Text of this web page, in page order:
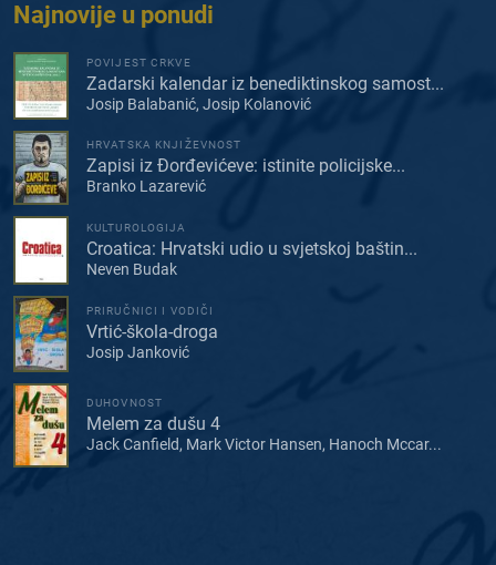
Najnovije u ponudi
POVIJEST CRKVE
Zadarski kalendar iz benediktinskog samost...
Josip Balabanić, Josip Kolanović
HRVATSKA KNJIŽEVNOST
Zapisi iz Đorđevićeve: istinite policijske...
Branko Lazarević
KULTUROLOGIJA
Croatica: Hrvatski udio u svjetskoj baštin...
Neven Budak
PRIRUČNICI I VODIČI
Vrtić-škola-droga
Josip Janković
DUHOVNOST
Melem za dušu 4
Jack Canfield, Mark Victor Hansen, Hanoch Mccar...